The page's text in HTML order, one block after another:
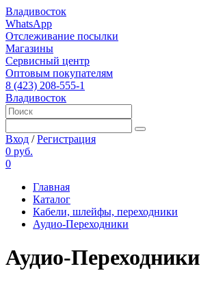
Владивосток
WhatsApp
Отслеживание посылки
Магазины
Сервисный центр
Оптовым покупателям
8 (423) 208-555-1
Владивосток
Вход /Регистрация
0 руб.
0
Главная
Каталог
Кабели, шлейфы, переходники
Аудио-Переходники
Аудио-Переходники